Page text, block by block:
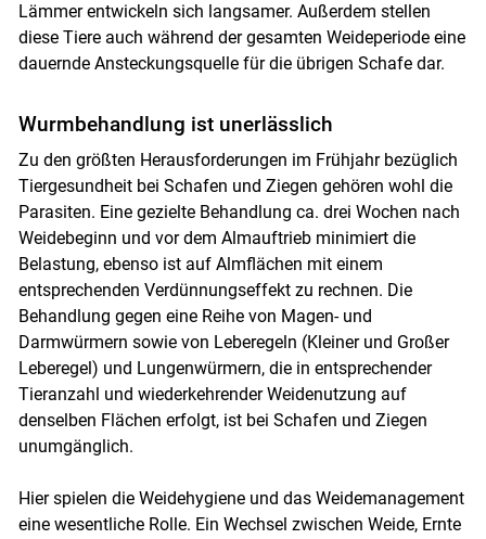
Lämmer entwickeln sich langsamer. Außerdem stellen
diese Tiere auch während der gesamten Weideperiode eine
dauernde Ansteckungsquelle für die übrigen Schafe dar.
Wurmbehandlung ist unerlässlich
Zu den größten Herausforderungen im Frühjahr bezüglich
Tiergesundheit bei Schafen und Ziegen gehören wohl die
Parasiten. Eine gezielte Behandlung ca. drei Wochen nach
Weidebeginn und vor dem Almauftrieb minimiert die
Belastung, ebenso ist auf Almflächen mit einem
entsprechenden Verdünnungseffekt zu rechnen. Die
Behandlung gegen eine Reihe von Magen- und
Darmwürmern sowie von Leberegeln (Kleiner und Großer
Leberegel) und Lungenwürmern, die in entsprechender
Tieranzahl und wiederkehrender Weidenutzung auf
denselben Flächen erfolgt, ist bei Schafen und Ziegen
unumgänglich.
Hier spielen die Weidehygiene und das Weidemanagement
eine wesentliche Rolle. Ein Wechsel zwischen Weide, Ernte